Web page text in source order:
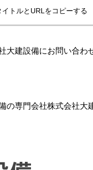
イトルとURLをコピーする
大建設備にお問い合わ
の専門会社株式会社大